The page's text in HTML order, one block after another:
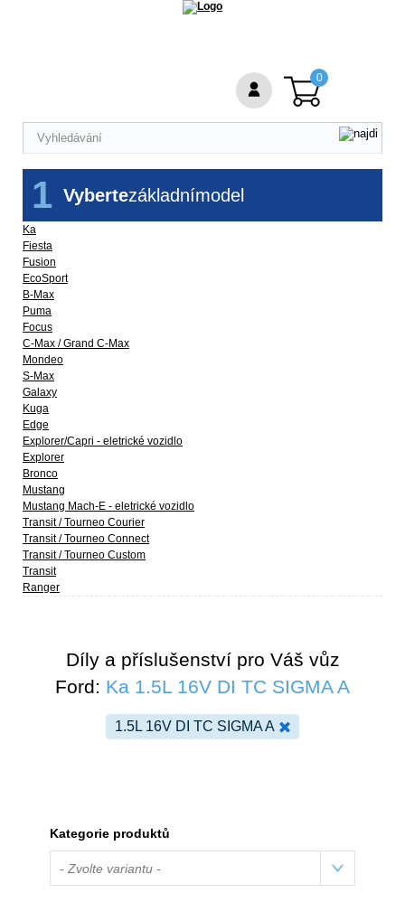
Vybertezákladnímodel
1
Ka
Fiesta
Fusion
EcoSport
B-Max
Puma
Focus
C-Max / Grand C-Max
Mondeo
S-Max
Galaxy
Kuga
Edge
Explorer/Capri - eletrické vozidlo
Explorer
Bronco
Mustang
Mustang Mach-E - eletrické vozidlo
Transit / Tourneo Courier
Transit / Tourneo Connect
Transit / Tourneo Custom
Transit
Ranger
Díly a příslušenství pro Váš vůz
Ford: Ka 1.5L 16V DI TC SIGMA A
1.5L 16V DI TC SIGMA A
Kategorie produktů
- Zvolte variantu -
0